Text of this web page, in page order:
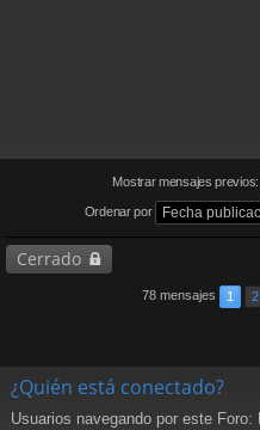
Mostrar mensajes previos:
Ordenar por
Cerrado
78 mensajes 1 2
¿Quién está conectado?
Usuarios navegando por este